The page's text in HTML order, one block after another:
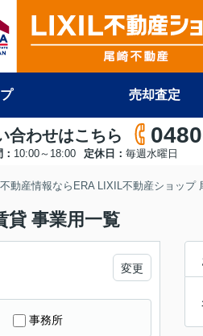
売却査定
合わせはこちら
10:00～18:00 定休日： 毎週水曜日
動産情報ならERA LIXIL不動産ショップ
貸 事業用一覧
変更
事務所